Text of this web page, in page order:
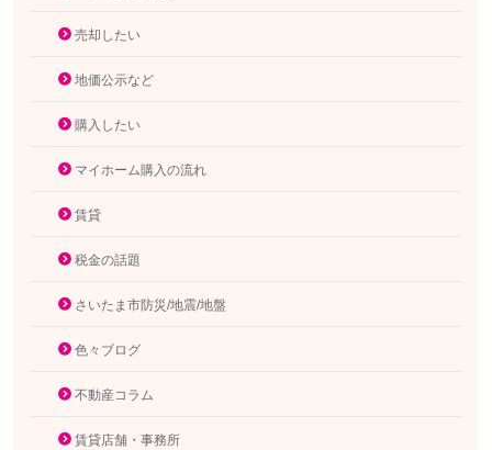
売却したい
地価公示など
購入したい
マイホーム購入の流れ
賃貸
税金の話題
さいたま市防災/地震/地盤
色々ブログ
不動産コラム
賃貸店舗・事務所